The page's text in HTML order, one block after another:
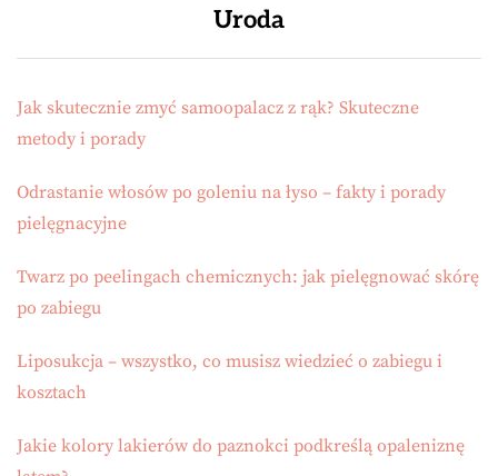
Uroda
Jak skutecznie zmyć samoopalacz z rąk? Skuteczne
metody i porady
Odrastanie włosów po goleniu na łyso – fakty i porady
pielęgnacyjne
Twarz po peelingach chemicznych: jak pielęgnować skórę
po zabiegu
Liposukcja – wszystko, co musisz wiedzieć o zabiegu i
kosztach
Jakie kolory lakierów do paznokci podkreślą opaleniznę